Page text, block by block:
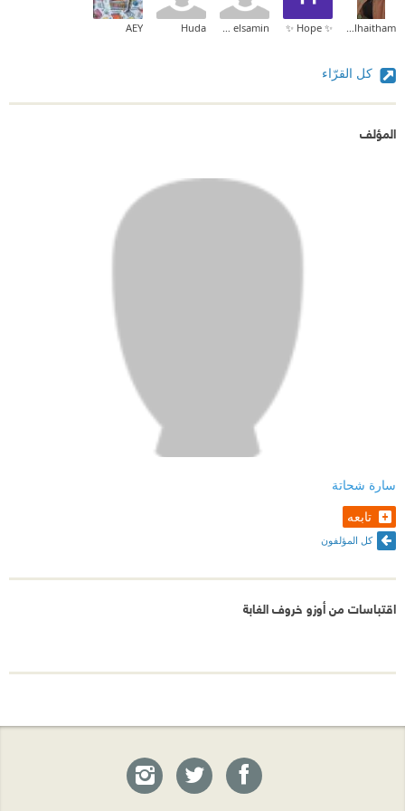
Zainab_alhaitham
✨ Hope ✨
mohamed elsamin
Huda
AEY
كل القرّاء
المؤلف
سارة شحاتة
تابعه
كل المؤلفون
اقتباسات من أوزو خروف الغابة